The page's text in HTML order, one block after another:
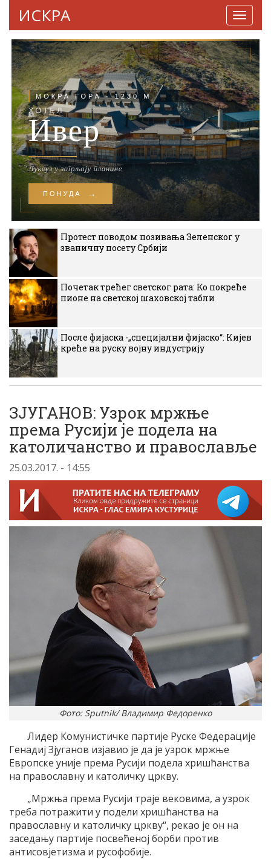
ИСКРА
Протест поводом позивања Зеленског у
званичну посету Србији
Почетак трећег светског рата: Ко покреће
пионе на светској шаховској табли
После фијаска -„специјални фијаско“: Кијев
креће на руску војну индустрију
ЗЈУГАНОВ: Узрок мржње
према Русији је подела на
католичанство и православље
25.03.2017. - 14:55
Фото: Sputnik/ Владимир Федоренко
Лидер Комунистичке партије Руске Федерације
Генадиј Зјуганов изјавио је да је узрок мржње
Европске уније према Русији подела хришћанства
на православну и католичку цркву.
„Мржња према Русији траје вековима, а узрок
треба потражити у подели хришћанства на
православну и католичку цркву“, рекао је он на
заседању партије посвећеној борби против
антисовјетизма и русофобије.